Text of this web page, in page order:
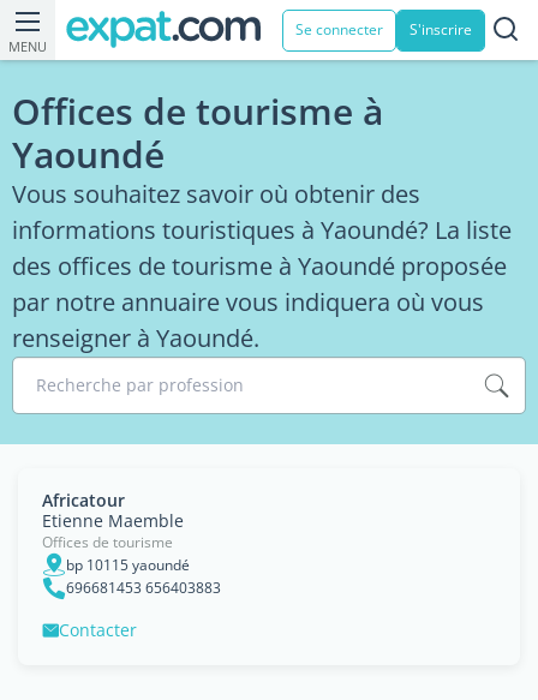
MENU
Se connecter S'inscrire
Offices de tourisme à
Yaoundé
Vous souhaitez savoir où obtenir des
informations touristiques à Yaoundé? La liste
des offices de tourisme à Yaoundé proposée
par notre annuaire vous indiquera où vous
renseigner à Yaoundé.
Recherche par profession
Africatour
Etienne Maemble
Offices de tourisme
bp 10115 yaoundé
696681453 656403883
Contacter